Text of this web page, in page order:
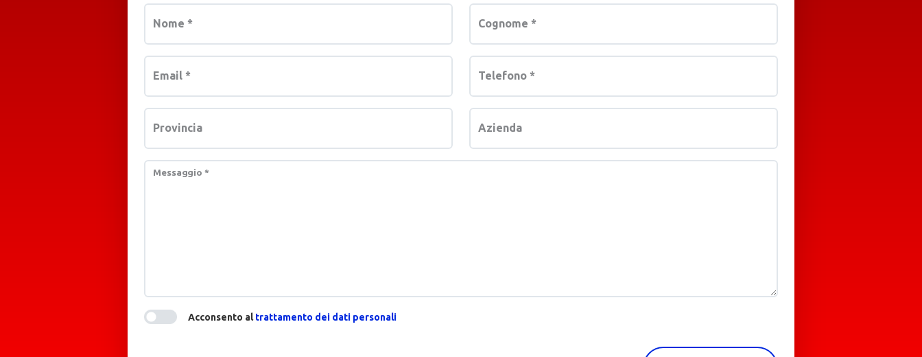
Nome * Cognome *
Email * Telefono *
Provincia Azienda
Messaggio *
Acconsento altrattamento dei dati personali